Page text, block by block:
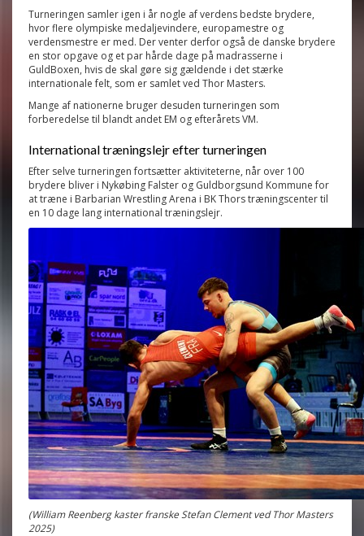
Turneringen samler igen i år nogle af verdens bedste brydere,
hvor flere olympiske medaljevindere, europamestre og
verdensmestre er med. Der venter derfor også de danske brydere
en stor opgave og et par hårde dage på madrasserne i
GuldBoxen, hvis de skal gøre sig gældende i det stærke
internationale felt, som er samlet ved Thor Masters.
Mange af nationerne bruger desuden turneringen som
forberedelse til blandt andet EM og efterårets VM.
International træningslejr efter turneringen
Efter selve turneringen fortsætter aktiviteterne, når over 100
brydere bliver i Nykøbing Falster og Guldborgsund Kommune for
at træne i Barbarian Wrestling Arena i BK Thors træningscenter til
en 10 dage lang international træningslejr.
(William Reenberg kaster franske Stefan Clement ved Thor Masters
2025)